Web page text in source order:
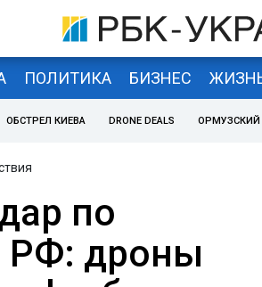
ПОЛИТИКА БИЗНЕС
ОБСТРЕЛ КИЕВА DRONE DEALS ОРМУЗСКИЙ
по
РФ: дроны